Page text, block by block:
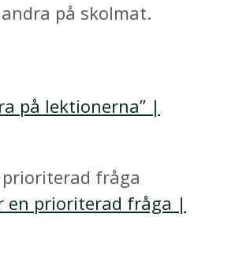
på skolmat.
på lektionerna” |
fråga
en prioriterad fråga |